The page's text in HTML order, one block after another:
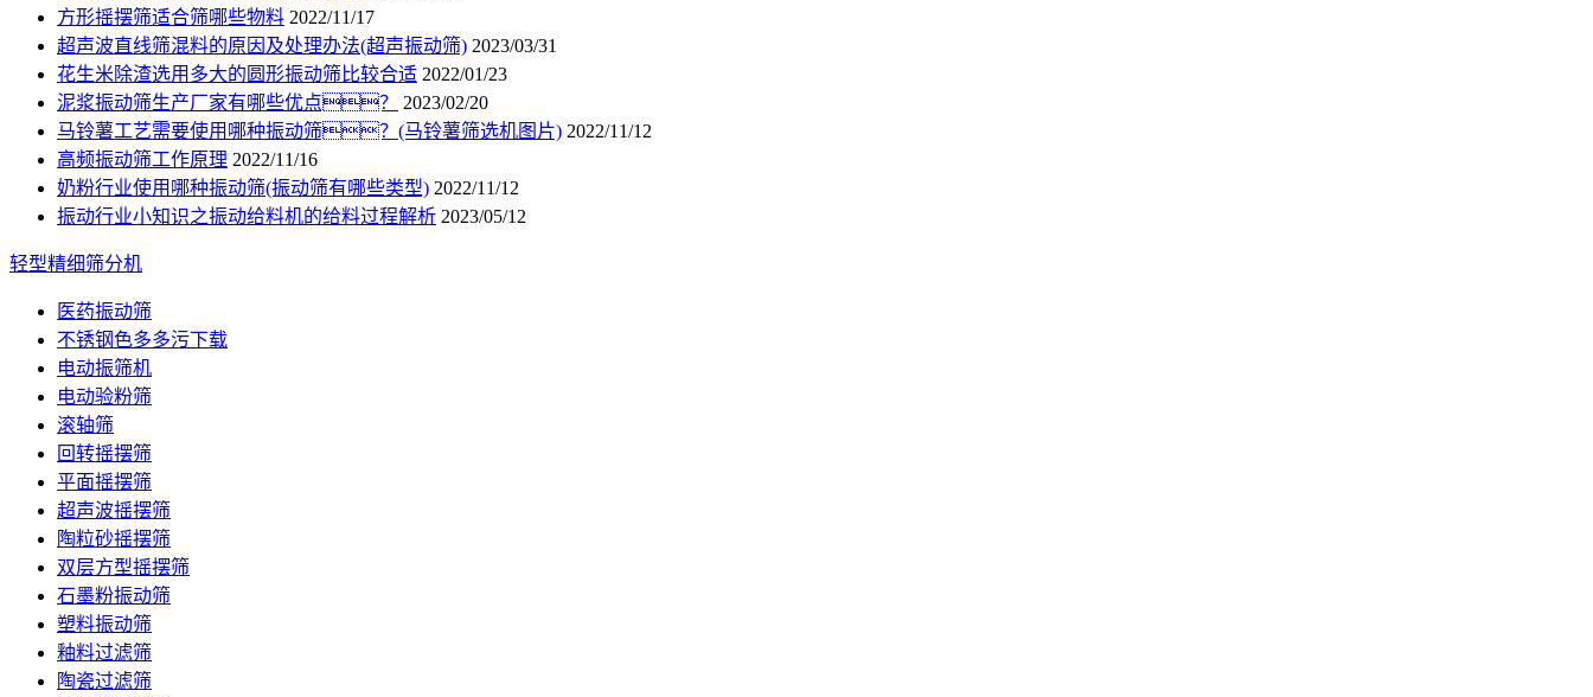
方形摇摆筛适合筛哪些物料 2022/11/17
超声波直线筛混料的原因及处理办法(超声振动筛) 2023/03/31
花生米除渣选用多大的圆形振动筛比较合适 2022/01/23
泥浆振动筛生产厂家有哪些优点？
2023/02/20
马铃薯工艺需要使用哪种振动筛？(马铃薯筛选机图片) 2022/11/12
高频振动筛工作原理 2022/11/16
奶粉行业使用哪种振动筛(振动筛有哪些类型) 2022/11/12
振动行业小知识之振动给料机的给料过程解析 2023/05/12
轻型精细筛分机
医药振动筛
不锈钢色多多污下载
电动振筛机
电动验粉筛
滚轴筛
回转摇摆筛
平面摇摆筛
超声波摇摆筛
陶粒砂摇摆筛
双层方型摇摆筛
石墨粉振动筛
塑料振动筛
釉料过滤筛
陶瓷过滤筛